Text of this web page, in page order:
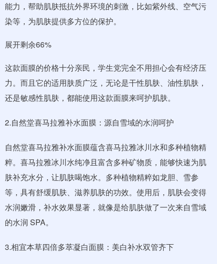
能力，帮助肌肤抵抗外界环境的刺激，比如紫外线、空气污
染等，为肌肤提供多方位的保护。
展开剩余66%
这款面膜的价格十分亲民，学生党完全不用担心会有经济压
力。而且它的适用肤质广泛，无论是干性肌肤、油性肌肤，
还是敏感性肌肤，都能使用这款面膜来呵护肌肤。
2.自然堂喜马拉雅补水面膜：源自雪域的水润呵护
自然堂喜马拉雅补水面膜蕴含喜马拉雅冰川水和多种植物精
粹。喜马拉雅冰川水纯净且富含多种矿物质，能够快速为肌
肤补充水分，让肌肤喝饱水。多种植物精粹如龙胆、雪参
等，具有舒缓肌肤、滋养肌肤的功效。使用后，肌肤会变得
水润嫩滑，补水效果显著，就像是给肌肤做了一次来自雪域
的水润 SPA。
3.相宜本草四倍多萃凝白面膜：美白补水双管齐下